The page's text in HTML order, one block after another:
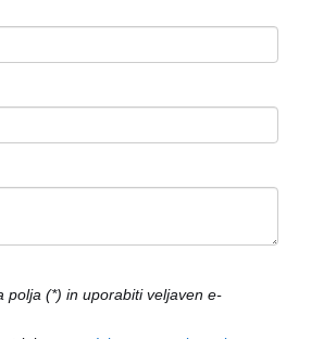
polja (*) in uporabiti veljaven e-